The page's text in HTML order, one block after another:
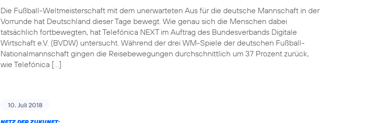
Die Fußball-Weltmeisterschaft mit dem unerwarteten Aus für die deutsche Mannschaft in der
Vorrunde hat Deutschland dieser Tage bewegt. Wie genau sich die Menschen dabei
tatsächlich fortbewegten, hat Telefónica NEXT im Auftrag des Bundesverbands Digitale
Wirtschaft e.V. (BVDW) untersucht. Während der drei WM-Spiele der deutschen Fußball-
Nationalmannschaft gingen die Reisebewegungen durchschnittlich um 37 Prozent zurück,
wie Telefónica […]
10. Juli 2018